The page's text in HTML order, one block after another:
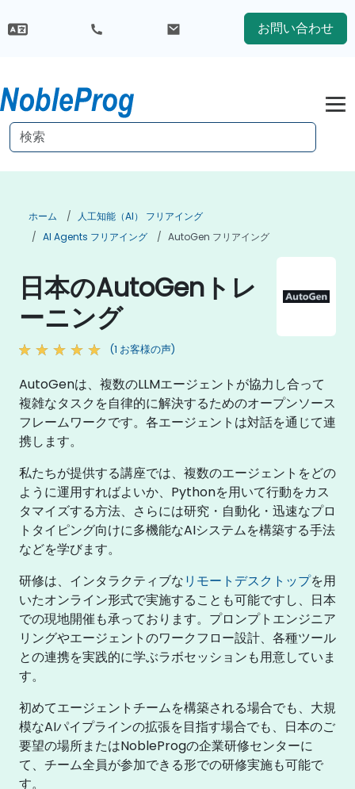
お問い合わせ
ホーム
人工知能（AI） フリアイング
AI Agents フリアイング
AutoGen フリアイング
日本のAutoGenトレ
ーニング
(1 お客様の声)
AutoGenは、複数のLLMエージェントが協力し合って
複雑なタスクを自律的に解決するためのオープンソース
フレームワークです。各エージェントは対話を通じて連
携します。
私たちが提供する講座では、複数のエージェントをどの
ように運用すればよいか、Pythonを用いて行動をカス
タマイズする方法、さらには研究・自動化・迅速なプロ
トタイピング向けに多機能なAIシステムを構築する手法
などを学びます。
研修は、インタラクティブなリモートデスクトップを用
いたオンライン形式で実施することも可能ですし、日本
での現地開催も承っております。プロンプトエンジニア
リングやエージェントのワークフロー設計、各種ツール
との連携を実践的に学ぶラボセッションも用意していま
す。
初めてエージェントチームを構築される場合でも、大規
模なAIパイプラインの拡張を目指す場合でも、日本のご
要望の場所またはNobleProgの企業研修センターに
て、チーム全員が参加できる形での研修実施も可能で
す。